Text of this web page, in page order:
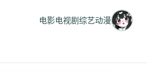
电影电视剧综艺动漫